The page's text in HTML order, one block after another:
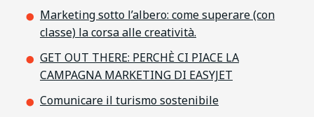
Marketing sotto l’albero: come superare (con
classe) la corsa alle creatività.
GET OUT THERE: PERCHÈ CI PIACE LA
CAMPAGNA MARKETING DI EASYJET
Comunicare il turismo sostenibile